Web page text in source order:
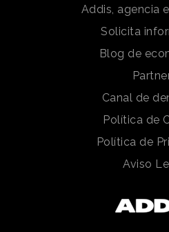
Addis, agencia
Solicita
Blog de
Canal de
Política de
Política de
Aviso